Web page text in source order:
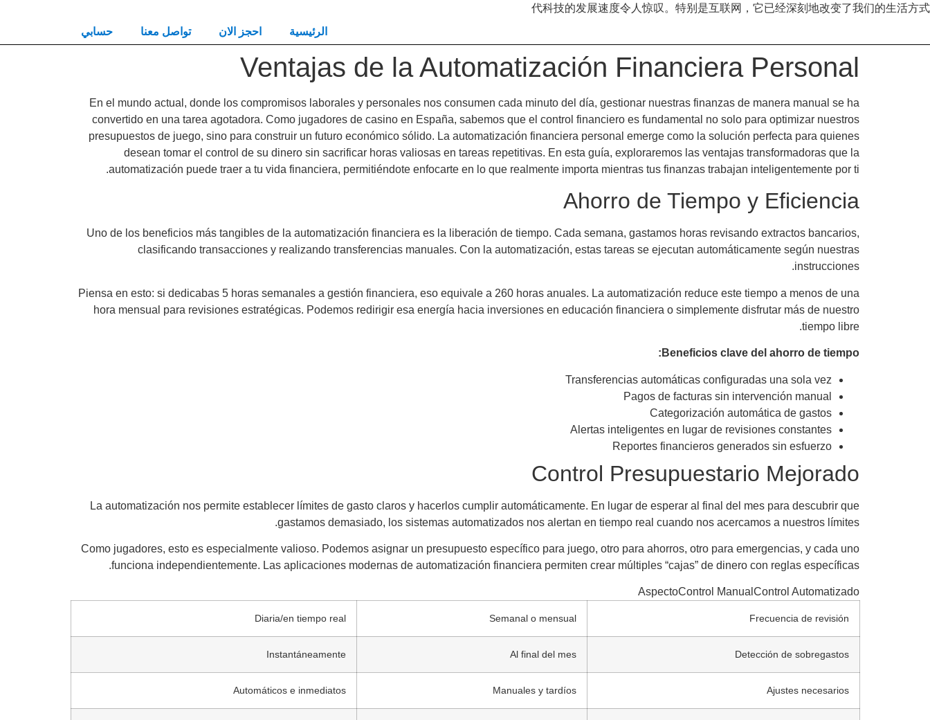
代科技的发展速度令人惊叹。特别是互联网，它已经深刻地改变了我们的生活方式
الرئيسية
احجز الان تواصل معنا حسابي
Ventajas de la Automatización Financiera Personal
En el mundo actual, donde los compromisos laborales y personales nos consumen cada minuto del día, gestionar nuestras finanzas de manera manual se ha
convertido en una tarea agotadora. Como jugadores de casino en España, sabemos que el control financiero es fundamental no solo para optimizar nuestros
presupuestos de juego, sino para construir un futuro económico sólido. La automatización financiera personal emerge como la solución perfecta para quienes
desean tomar el control de su dinero sin sacrificar horas valiosas en tareas repetitivas. En esta guía, exploraremos las ventajas transformadoras que la
automatización puede traer a tu vida financiera, permitiéndote enfocarte en lo que realmente importa mientras tus finanzas trabajan inteligentemente por ti.
Ahorro de Tiempo y Eficiencia
Uno de los beneficios más tangibles de la automatización financiera es la liberación de tiempo. Cada semana, gastamos horas revisando extractos bancarios,
clasificando transacciones y realizando transferencias manuales. Con la automatización, estas tareas se ejecutan automáticamente según nuestras
instrucciones.
Piensa en esto: si dedicabas 5 horas semanales a gestión financiera, eso equivale a 260 horas anuales. La automatización reduce este tiempo a menos de una
hora mensual para revisiones estratégicas. Podemos redirigir esa energía hacia inversiones en educación financiera o simplemente disfrutar más de nuestro
tiempo libre.
Beneficios clave del ahorro de tiempo:
Transferencias automáticas configuradas una sola vez
Pagos de facturas sin intervención manual
Categorización automática de gastos
Alertas inteligentes en lugar de revisiones constantes
Reportes financieros generados sin esfuerzo
Control Presupuestario Mejorado
La automatización nos permite establecer límites de gasto claros y hacerlos cumplir automáticamente. En lugar de esperar al final del mes para descubrir que
gastamos demasiado, los sistemas automatizados nos alertan en tiempo real cuando nos acercamos a nuestros límites.
Como jugadores, esto es especialmente valioso. Podemos asignar un presupuesto específico para juego, otro para ahorros, otro para emergencias, y cada uno
funciona independientemente. Las aplicaciones modernas de automatización financiera permiten crear múltiples “cajas” de dinero con reglas específicas.
AspectoControl ManualControl Automatizado
Frecuencia de revisión
Semanal o mensual
Diaria/en tiempo real
Detección de sobregastos
Al final del mes
Instantáneamente
Ajustes necesarios
Manuales y tardíos
Automáticos e inmediatos